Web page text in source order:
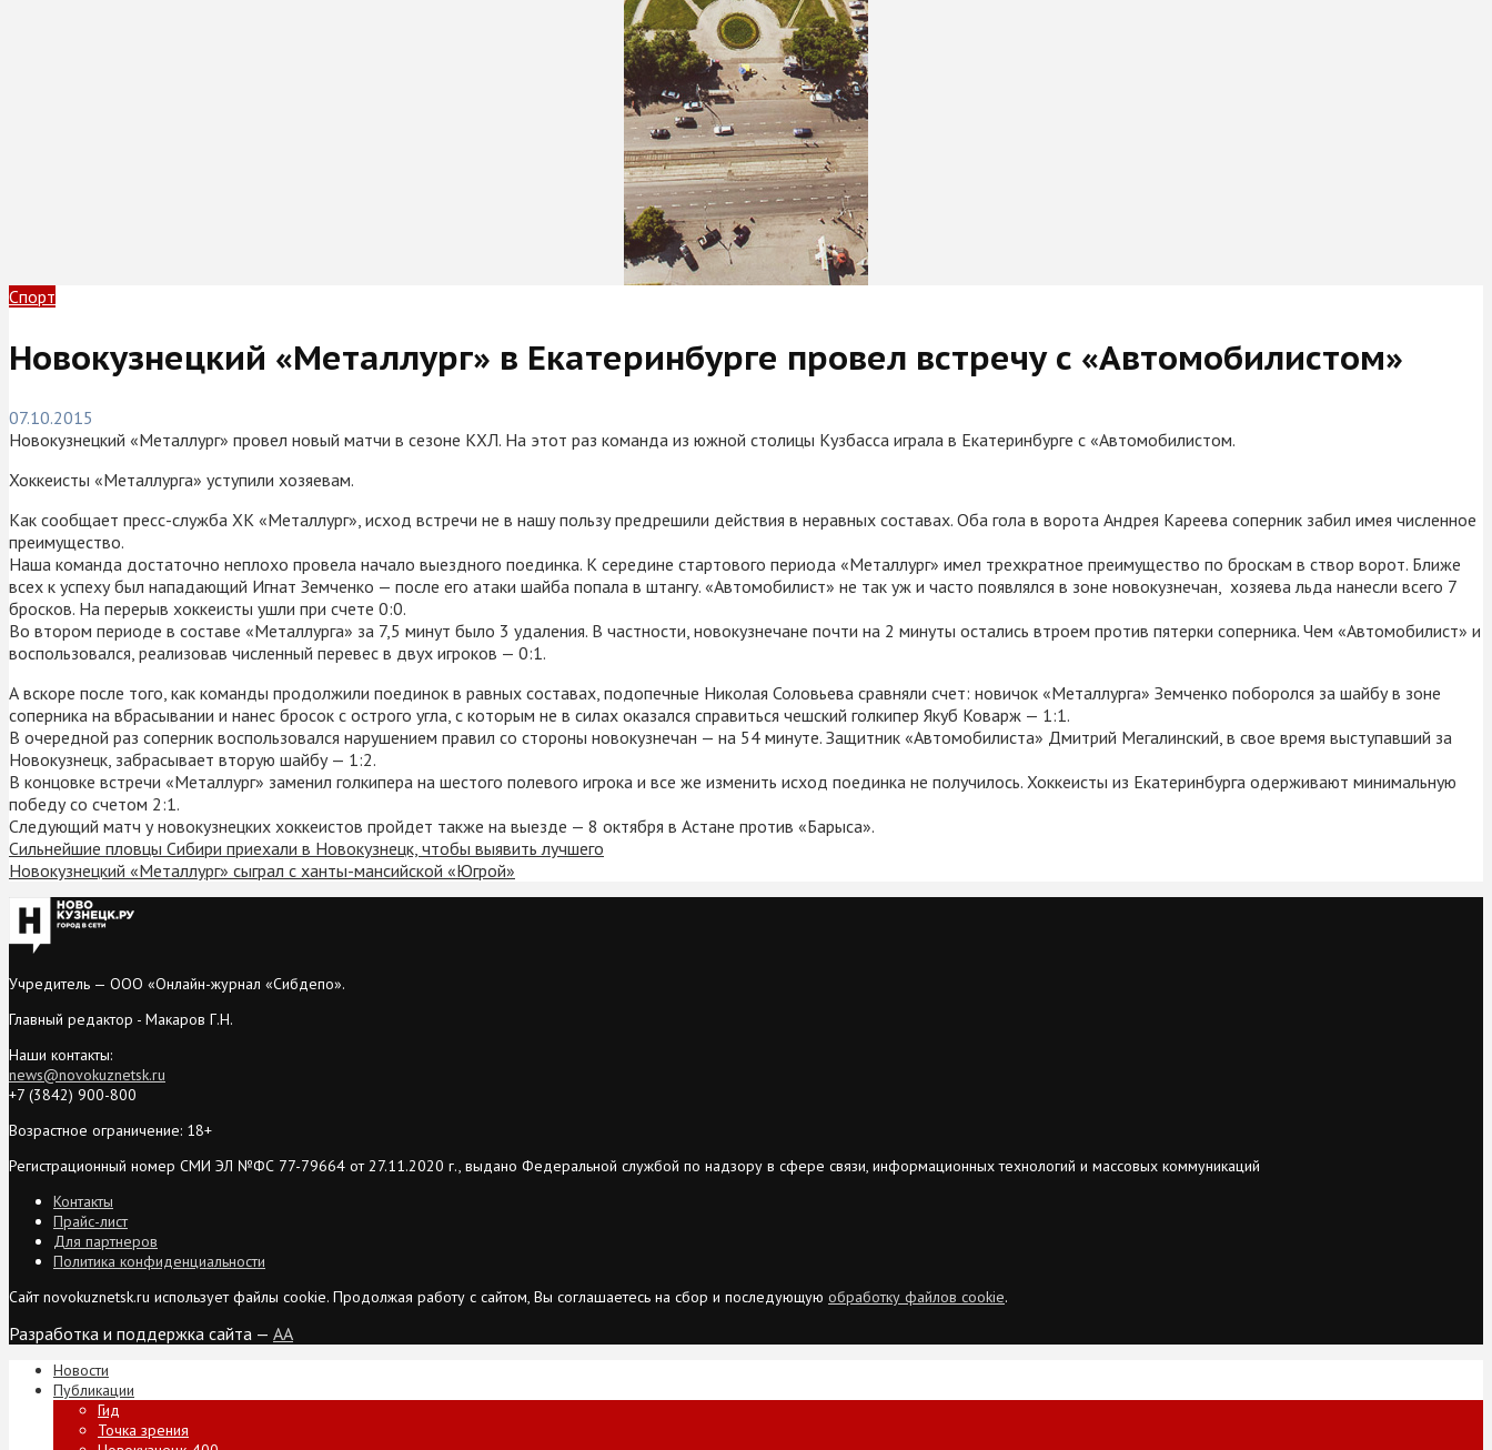
Спорт
Новокузнецкий «Металлург» в Екатеринбурге провел встречу с «Автомобилистом»
07.10.2015
Новокузнецкий «Металлург» провел новый матчи в сезоне КХЛ. На этот раз команда из южной столицы Кузбасса играла в Екатеринбурге с «Автомобилистом.
Хоккеисты «Металлурга» уступили хозяевам.
Как сообщает пресс-служба ХК «Металлург», исход встречи не в нашу пользу предрешили действия в неравных составах. Оба гола в ворота Андрея Кареева соперник забил имея численное
преимущество.
Наша команда достаточно неплохо провела начало выездного поединка. К середине стартового периода «Металлург» имел трехкратное преимущество по броскам в створ ворот. Ближе
всех к успеху был нападающий Игнат Земченко — после его атаки шайба попала в штангу. «Автомобилист» не так уж и часто появлялся в зоне новокузнечан, хозяева льда нанесли всего 7
бросков. На перерыв хоккеисты ушли при счете 0:0.
Во втором периоде в составе «Металлурга» за 7,5 минут было 3 удаления. В частности, новокузнечане почти на 2 минуты остались втроем против пятерки соперника. Чем «Автомобилист» и
воспользовался, реализовав численный перевес в двух игроков — 0:1.
А вскоре после того, как команды продолжили поединок в равных составах, подопечные Николая Соловьева сравняли счет: новичок «Металлурга» Земченко поборолся за шайбу в зоне
соперника на вбрасывании и нанес бросок с острого угла, с которым не в силах оказался справиться чешский голкипер Якуб Коварж — 1:1.
В очередной раз соперник воспользовался нарушением правил со стороны новокузнечан — на 54 минуте. Защитник «Автомобилиста» Дмитрий Мегалинский, в свое время выступавший за
Новокузнецк, забрасывает вторую шайбу — 1:2.
В концовке встречи «Металлург» заменил голкипера на шестого полевого игрока и все же изменить исход поединка не получилось. Хоккеисты из Екатеринбурга одерживают минимальную
победу со счетом 2:1.
Следующий матч у новокузнецких хоккеистов пройдет также на выезде — 8 октября в Астане против «Барыса».
Сильнейшие пловцы Сибири приехали в Новокузнецк, чтобы выявить лучшего
Новокузнецкий «Металлург» сыграл с ханты-мансийской «Югрой»
Учредитель — ООО «Онлайн-журнал «Сибдепо».
Главный редактор - Макаров Г.Н.
Наши контакты:
news@novokuznetsk.ru
+7 (3842) 900-800
Возрастное ограничение: 18+
Регистрационный номер СМИ ЭЛ №ФС 77-79664 от 27.11.2020 г., выдано Федеральной службой по надзору в сфере связи, информационных технологий и массовых коммуникаций
Контакты
Прайс-лист
Для партнеров
Политика конфиденциальности
Сайт novokuznetsk.ru использует файлы cookie. Продолжая работу с сайтом, Вы соглашаетесь на сбор и последующую обработку файлов cookie.
Разработка и поддержка сайта — AA
Новости
Публикации
Гид
Точка зрения